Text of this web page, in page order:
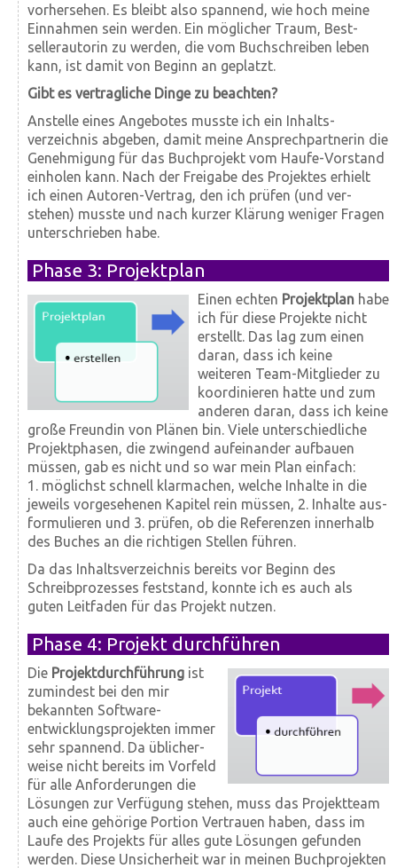
vorhersehen. Es bleibt also spannend, wie hoch meine
Ein­nahmen sein werden. Ein möglicher Traum, Best­
seller­autorin zu werden, die vom Buch­schreiben leben
kann, ist damit von Beginn an geplatzt.
Gibt es vertragliche Dinge zu beachten?
Anstelle eines Angebotes musste ich ein Inhalts­
verzeichnis abgeben, damit meine Ansprech­partnerin die
Genehmigung für das Buch­projekt vom Haufe-Vorstand
einholen kann. Nach der Frei­gabe des Projektes erhielt
ich einen Autoren-Vertrag, den ich prüfen (und ver­
stehen) musste und nach kurzer Klärung weniger Fragen
unterschrieben habe.
Phase 3: Projektplan
Einen echten Projekt­plan habe
ich für diese Projekte nicht
erstellt. Das lag zum einen
daran, dass ich keine
weiteren Team-Mitglieder zu
koordinieren hatte und zum
anderen daran, dass ich keine
große Freundin von Plänen bin. Viele unter­schiedliche
Projekt­phasen, die zwingend auf­einander auf­bauen
müssen, gab es nicht und so war mein Plan einfach:
1. möglichst schnell klarmachen, welche Inhalte in die
jeweils vorgesehenen Kapitel rein müssen, 2. Inhalte aus­
formulieren und 3. prüfen, ob die Referenzen inner­halb
des Buches an die richtigen Stellen führen.
Da das Inhalts­verzeichnis bereits vor Beginn des
Schreib­prozesses fest­stand, konnte ich es auch als
guten Leit­faden für das Projekt nutzen.
Phase 4: Projekt durchführen
Die Projekt­durch­führung ist
zumindest bei den mir
bekannten Soft­ware­
entwicklungs­projekten immer
sehr spannend. Da üblicher­
weise nicht bereits im Vorfeld
für alle An­forderungen die
Lösungen zur Ver­fügung stehen, muss das Projekt­team
auch eine gehörige Portion Ver­trauen haben, dass im
Laufe des Projekts für alles gute Lösungen gefunden
werden. Diese Un­sicher­heit war in meinen Buch­projekten